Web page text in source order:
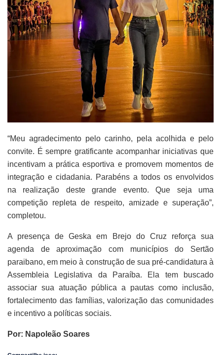
“Meu agradecimento pelo carinho, pela acolhida e pelo
convite. É sempre gratificante acompanhar iniciativas que
incentivam a prática esportiva e promovem momentos de
integração e cidadania. Parabéns a todos os envolvidos
na realização deste grande evento. Que seja uma
competição repleta de respeito, amizade e superação”,
completou.
A presença de Geska em Brejo do Cruz reforça sua
agenda de aproximação com municípios do Sertão
paraibano, em meio à construção de sua pré-candidatura à
Assembleia Legislativa da Paraíba. Ela tem buscado
associar sua atuação pública a pautas como inclusão,
fortalecimento das famílias, valorização das comunidades
e incentivo a políticas sociais.
Por: Napoleão Soares